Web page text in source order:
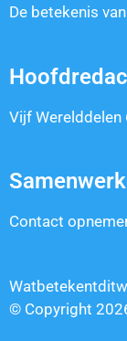
De betekenis van
Vijf Werelddelen
Contact
© Copyright